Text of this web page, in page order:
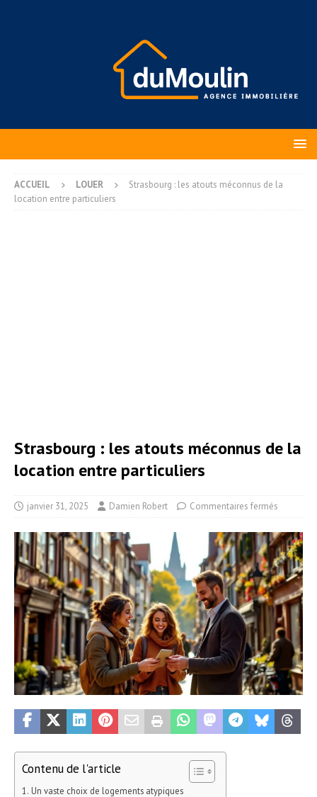
ACCUEIL LOUER
Strasbourg : les atouts méconnus de la
location entre particuliers
Strasbourg : les atouts méconnus de la
location entre particuliers
janvier 31, 2025 Damien Robert Commentaires fermés
Contenu de l'article
Un vaste choix de logements atypiques